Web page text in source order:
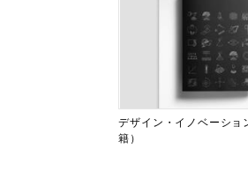
デザイン・イノベーショ
籍）